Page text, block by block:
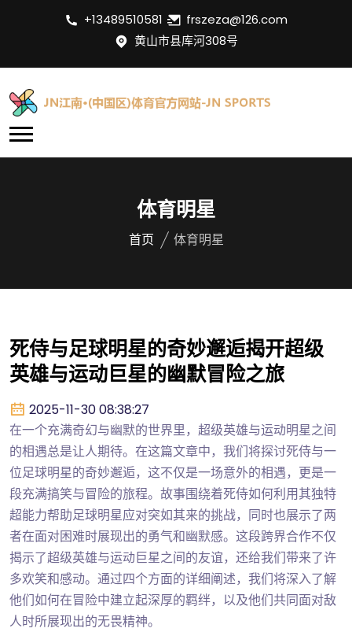
+13489510581
frszeza@126.com
黄山市县库河308号
体育明星
首页 体育明星
死侍与足球明星的奇妙邂逅揭开超级
英雄与运动巨星的幽默冒险之旅
2025-11-30 08:38:27
在一个充满奇幻与幽默的世界里，超级英雄与运动明星之间
的相遇总是让人期待。在这篇文章中，我们将探讨死侍与一
位足球明星的奇妙邂逅，这不仅是一场意外的相遇，更是一
段充满搞笑与冒险的旅程。故事围绕着死侍如何利用其独特
超能力帮助足球明星应对突如其来的挑战，同时也展示了两
者在面对困难时展现出的勇气和幽默感。这段跨界合作不仅
揭示了超级英雄与运动巨星之间的友谊，还给我们带来了许
多欢笑和感动。通过四个方面的详细阐述，我们将深入了解
他们如何在冒险中建立起深厚的羁绊，以及他们共同面对敌
人时所展现出的无畏精神。